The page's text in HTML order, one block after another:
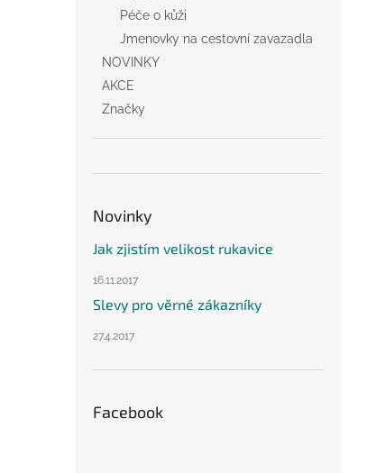
Péče o kůži
Jmenovky na cestovní zavazadla
NOVINKY
AKCE
Značky
Novinky
Jak zjistím velikost rukavice
16.11.2017
Slevy pro věrné zákazníky
27.4.2017
Facebook